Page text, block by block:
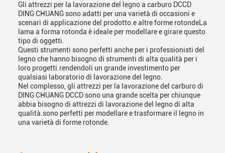
Gli attrezzi per la lavorazione del legno a carburo DCCD
DING CHUANG sono adatti per una varietà di occasioni e
scenari di applicazione del prodotto.e altre forme rotondeLa
lama a forma rotonda è ideale per modellare e girare questo
tipo di oggetti.
Questi strumenti sono perfetti anche per i professionisti del
legno che hanno bisogno di strumenti di alta qualità per i
loro progetti.rendendoli un grande investimento per
qualsiasi laboratorio di lavorazione del legno.
Nel complesso, gli attrezzi per la lavorazione del carburo di
DING CHUANG DCCD sono una grande scelta per chiunque
abbia bisogno di attrezzi di lavorazione del legno di alta
qualità.sono perfetti per modellare e trasformare il legno in
una varietà di forme rotonde.